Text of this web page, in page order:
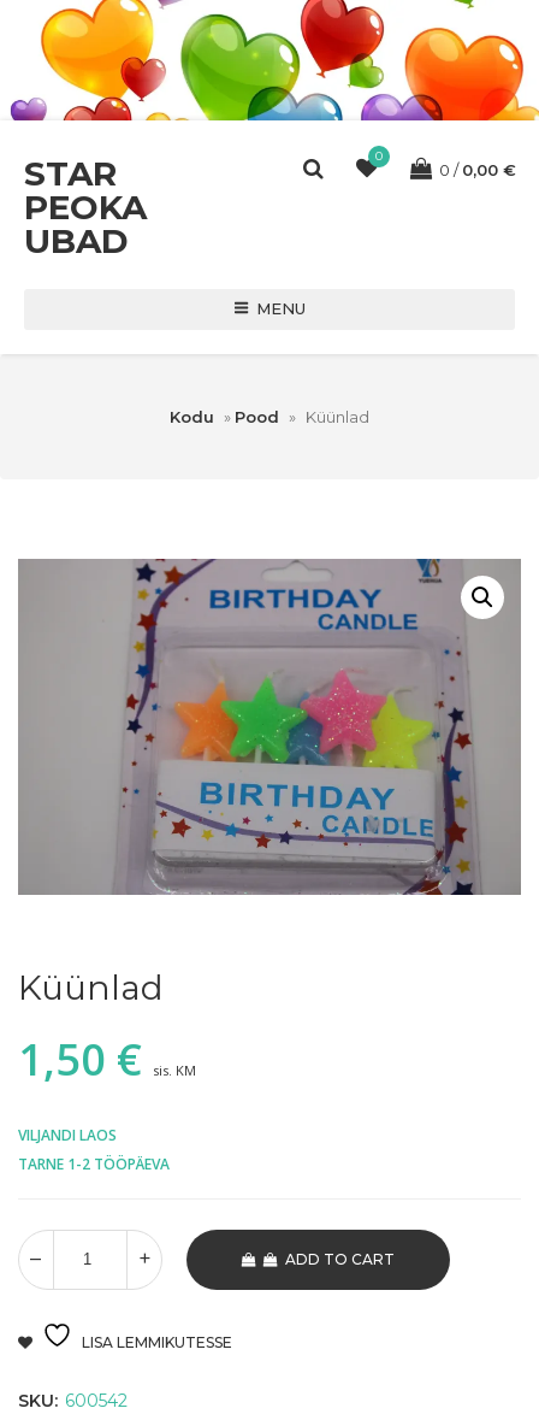
STAR
PEOKA
UBAD
0
0 0,00 €
MENU
Kodu » Pood » Küünlad
Küünlad
1,50 € sis. KM
VILJANDI LAOS
TARNE 1-2 TÖÖPÄEVA
ADD TO CART
LISA LEMMIKUTESSE
SKU: 600542